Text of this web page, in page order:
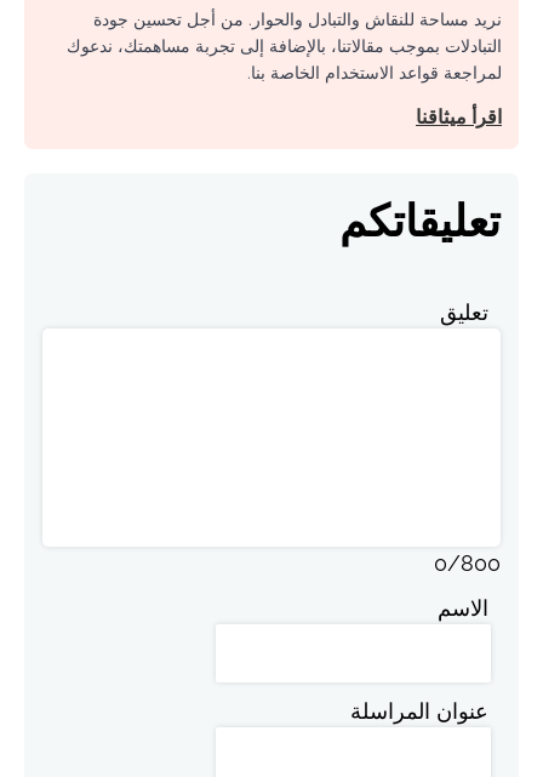
نريد مساحة للنقاش والتبادل والحوار. من أجل تحسين جودة
التبادلات بموجب مقالاتنا، بالإضافة إلى تجربة مساهمتك، ندعوك
لمراجعة قواعد الاستخدام الخاصة بنا.
اقرأ ميثاقنا
تعليقاتكم
تعليق
0/800
الاسم
عنوان المراسلة